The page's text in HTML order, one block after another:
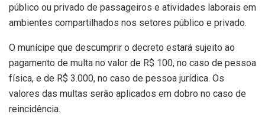
público ou privado de passageiros e atividades laborais em
ambientes compartilhados nos setores público e privado.
O munícipe que descumprir o decreto estará sujeito ao
pagamento de multa no valor de R$ 100, no caso de pessoa
física, e de R$ 3.000, no caso de pessoa jurídica. Os
valores das multas serão aplicados em dobro no caso de
reincidência.